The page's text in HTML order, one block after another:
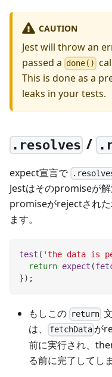
CAUTION
Jest will throw an
passed a done()
This is done as a
leaks in your tests.
.resolves /
expect宣言で
Jestはそのpromiseが解
promiseがrejectされた
ます。
test ( 'the data is
return expect (
}) ;
もしこの return
は、
fetchData が
前に実行され、
る前に完了してし